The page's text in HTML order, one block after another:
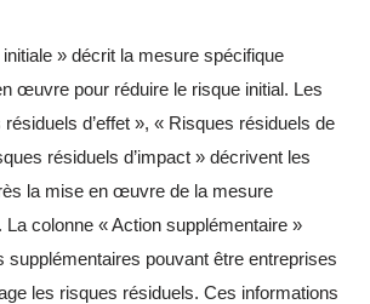
» décrit la mesure spécifique
œuvre pour réduire le risque initial. Les
d’effet », « Risques résiduels de
résiduels d’impact » décrivent les
la mise en œuvre de la mesure
La colonne « Action supplémentaire »
supplémentaires pouvant être entreprises
les risques résiduels. Ces informations